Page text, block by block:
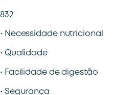
832
• Necessidade nutricional
• Qualidade
• Facilidade de digestão
• Segurança